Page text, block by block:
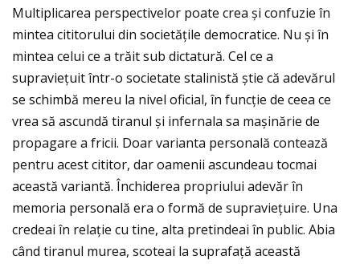
Multiplicarea perspectivelor poate crea și confuzie în
mintea cititorului din societăţile democratice. Nu și în
mintea celui ce a trăit sub dictatură. Cel ce a
supravieţuit într-o societate stalinistă știe că adevărul
se schimbă mereu la nivel oficial, în funcţie de ceea ce
vrea să ascundă tiranul și infernala sa mașinărie de
propagare a fricii. Doar varianta personală contează
pentru acest cititor, dar oamenii ascundeau tocmai
această variantă. Închiderea propriului adevăr în
memoria personală era o formă de supravieţuire. Una
credeai în relaţie cu tine, alta pretindeai în public. Abia
când tiranul murea, scoteai la suprafaţă această